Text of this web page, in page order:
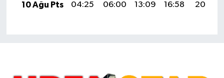
10 Ağu Pts
04:25 06:00 13:09 16:58 20:08